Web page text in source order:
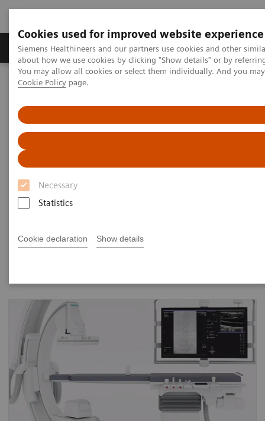
Cookies used for improved website experience
Siemens Healthineers and our partners use cookies and other
about how we use cookies by clicking "Show details" or by
You may allow all cookies or select them individually. And you
Cookie Policy page.
Necessary
Statistics
Cookie declaration Show details
Produtos e serviços Especialidades Clínicas e
Siemens Healthineers Brasil
Componentes de Sistemas
Filter (1 item)